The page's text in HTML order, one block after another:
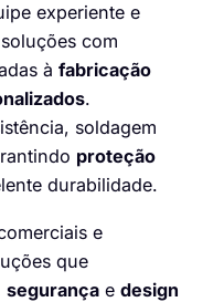
experiente e
com
à fabricação
.
soldagem
proteção
durabilidade.
e
que
segurança e design